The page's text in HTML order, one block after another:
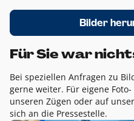
Bilder
Für Sie war
Bei speziellen Anfragen zu
gerne weiter. Für eigene
unseren Zügen oder auf
sich an die Pressestelle.